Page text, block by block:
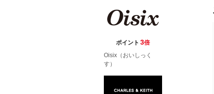
ポイント 3倍
Oisix（おいしっく
す）